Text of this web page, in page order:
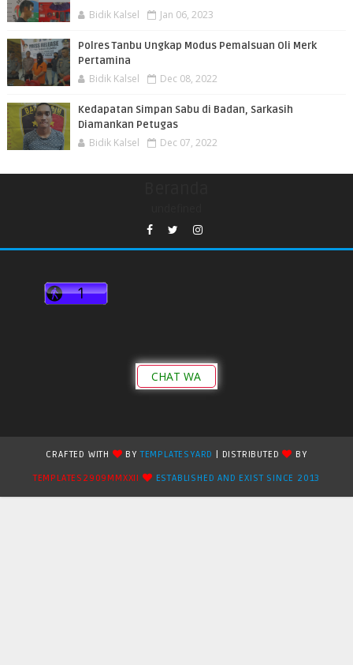
Bidik Kalsel Jan 06, 2023
Polres Tanbu Ungkap Modus Pemalsuan Oli Merk
Pertamina
Bidik Kalsel Dec 08, 2022
Kedapatan Simpan Sabu di Badan, Sarkasih
Diamankan Petugas
Bidik Kalsel Dec 07, 2022
CHAT WA
CRAFTED WITH BYTEMPLATESYARD | DISTRIBUTED
BY
TEMPLATES2909MMXXII
ESTABLISHED AND EXIST SINCE 2013